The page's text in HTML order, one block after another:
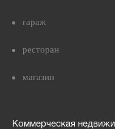
гараж
ресторан
магазин
Коммерческая